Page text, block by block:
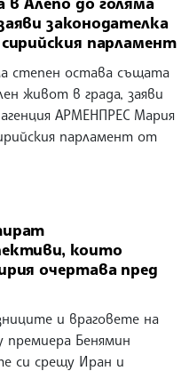
законодателка
парламент
степен остава същата
живот в града, заяви
АРМЕНПРЕС Мария
парламент от
които
очертава пред
и враговете на
премиера Бенямин
си срещу Иран и